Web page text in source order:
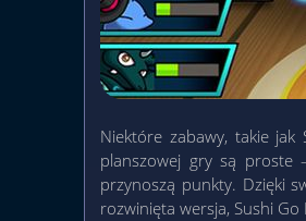
Niektóre zabawy, takie jak
planszowej gry są proste
przynoszą punkty. Dzięki
rozwinięta wersja, Sushi